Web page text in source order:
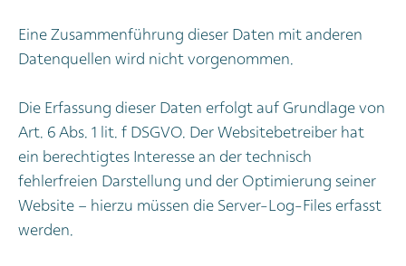
Eine Zusammenführung dieser Daten mit anderen
Datenquellen wird nicht vorgenommen.
Die Erfassung dieser Daten erfolgt auf Grundlage von
Art. 6 Abs. 1 lit. f DSGVO. Der Websitebetreiber hat
ein berechtigtes Interesse an der technisch
fehlerfreien Darstellung und der Optimierung seiner
Website – hierzu müssen die Server-Log-Files erfasst
werden.